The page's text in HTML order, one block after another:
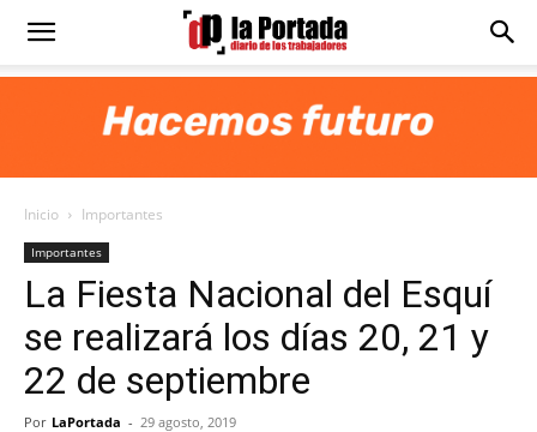
Diario
Portada
Inicio Importantes
Importantes
La Fiesta Nacional del Esquí
se realizará los días 20, 21 y
22 de septiembre
Por LaPortada - 29 agosto, 2019